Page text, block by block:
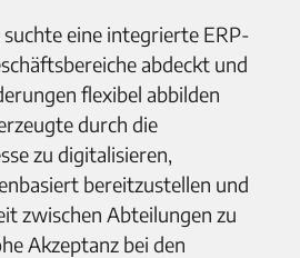
eine integrierte ERP-
abdeckt und
flexibel abbilden
durch die
zu digitalisieren,
bereitzustellen und
zwischen Abteilungen zu
Akzeptanz bei den